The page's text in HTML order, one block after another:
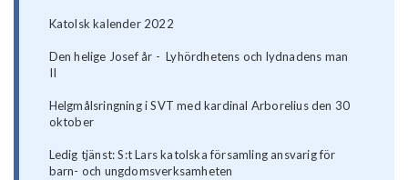
Katolsk kalender 2022
Den helige Josef år - Lyhördhetens och lydnadens man
II
Helgmålsringning i SVT med kardinal Arborelius den 30
oktober
Ledig tjänst: S:t Lars katolska församling ansvarig för
barn- och ungdomsverksamheten